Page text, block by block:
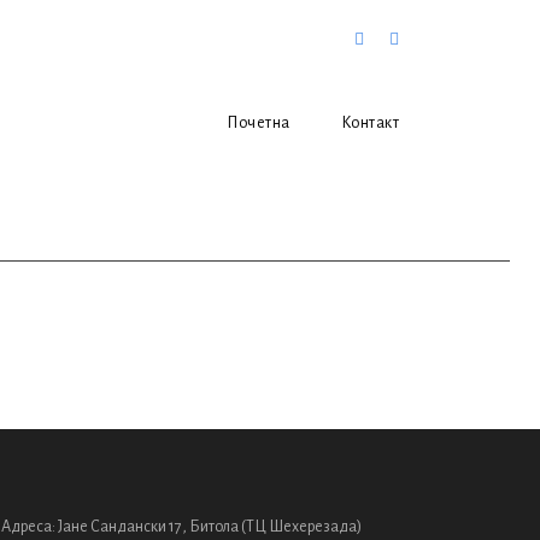
Почетна Контакт
ОСИГУРУВАЊЕ
ВОЗИЛА
Адреса: Јане Сандански 17, Битола (ТЦ Шехерезада)